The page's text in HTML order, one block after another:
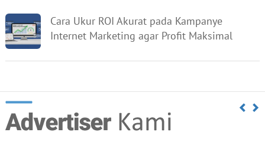
Cara Ukur ROI Akurat pada Kampanye
Internet Marketing agar Profit Maksimal